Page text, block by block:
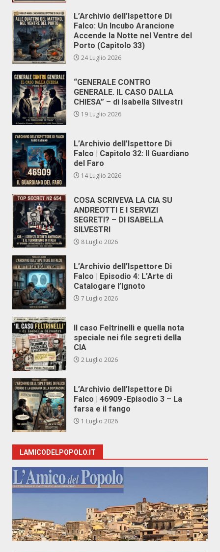
L’Archivio dell’Ispettore Di
Falco: Un Incubo Arancione
Accende la Notte nel Ventre del
Porto (Capitolo 33)
24 Luglio 2026
“GENERALE CONTRO
GENERALE. IL CASO DALLA
CHIESA” – di Isabella Silvestri
19 Luglio 2026
L’Archivio dell’Ispettore Di
Falco | Capitolo 32: Il Guardiano
del Faro
14 Luglio 2026
COSA SCRIVEVA LA CIA SU
ANDREOTTI E I SERVIZI
SEGRETI? – DI ISABELLA
SILVESTRI
8 Luglio 2026
L’Archivio dell’Ispettore Di
Falco | Episodio 4: L’Arte di
Catalogare l’Ignoto
7 Luglio 2026
Il caso Feltrinelli e quella nota
speciale nei file segreti della
CIA
2 Luglio 2026
L’Archivio dell’Ispettore Di
Falco | 46909 -Episodio 3 – La
farsa e il fango
1 Luglio 2026
LAMICODELPOPOLO.IT